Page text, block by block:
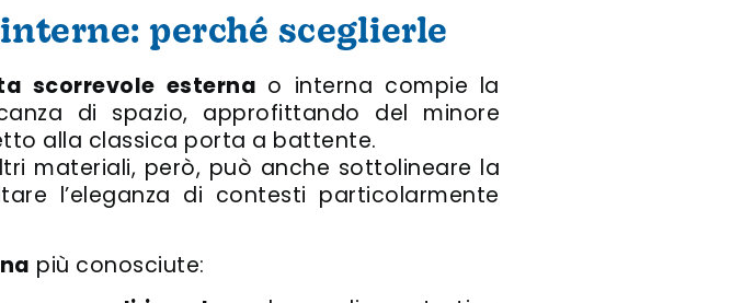
perché sceglierle
scorrevole esterna o interna compie la
di spazio, approfittando del minore
alla classica porta a battente.
materiali, però, può anche sottolineare la
l’eleganza di contesti particolarmente
più conosciute: